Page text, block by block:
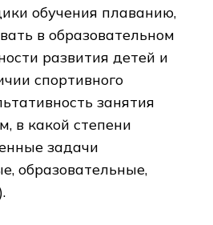
обучения плаванию,
в образовательном
развития детей и
спортивного
занятия
в какой степени
задачи
образовательные,